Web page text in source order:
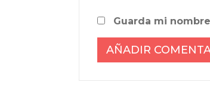
Guarda mi